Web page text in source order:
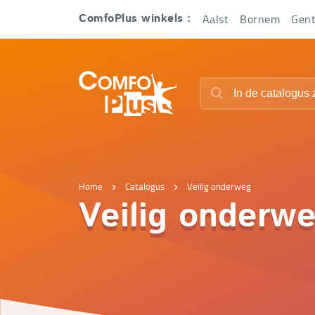
Home Catalogus Veilig onderweg
Veilig
ComfoPlus winkels : Aalst Bornem Gent
ComfoPlus
Homepagina
Zoeken
Zoeken